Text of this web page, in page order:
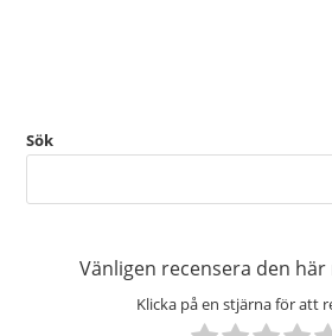
Sök
Vänligen recensera den
Klicka på en stjärna för att